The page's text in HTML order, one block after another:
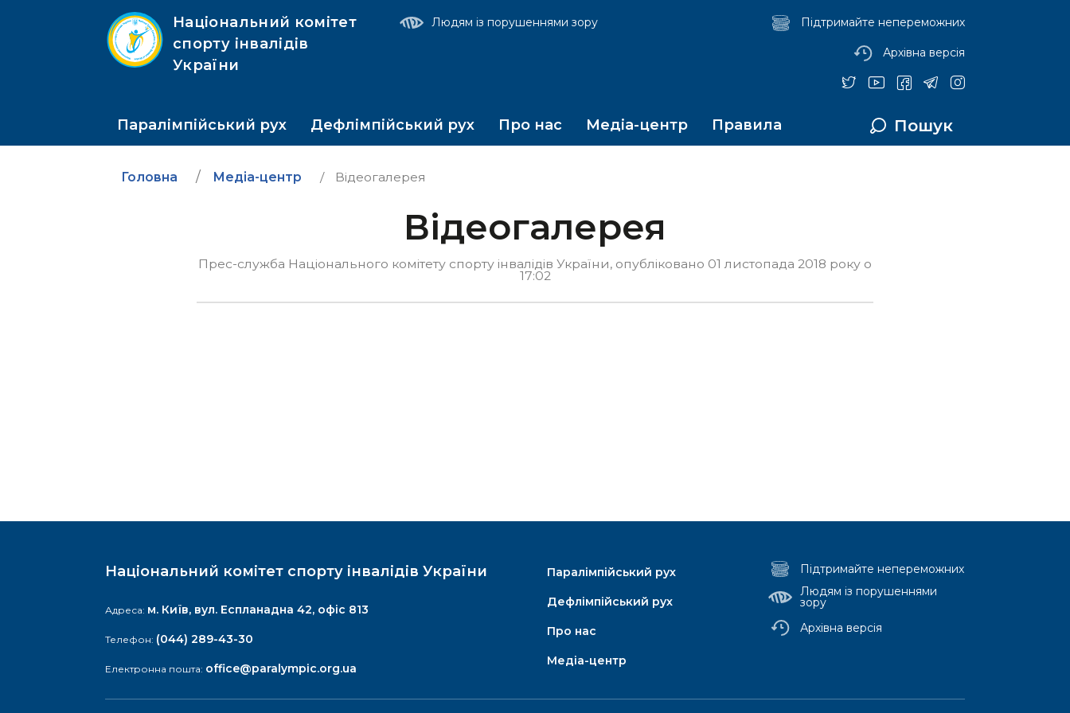
Національний комітет
спорту інвалідів
України
Людям із порушеннями зору Підтримайте непереможних
Архівна версія
Паралімпійський рух Дефлімпійський рух Про нас Медіа-центр Правила Пошук
Головна Медіа-центр Відеогалерея
Відеогалерея
Прес-служба Національного комітету спорту інвалідів України, опубліковано 01 листопада 2018 року о
17:02
Національний комітет спорту інвалідів України
Адреса: м. Київ, вул. Еспланадна 42, офіс 813
Телефон: (044) 289-43-30
Електронна пошта: office@paralympic.org.ua
Паралімпійський рух
Дефлімпійський рух
Про нас
Медіа-центр
Підтримайте непереможних
Людям із порушеннями
зору
Архівна версія